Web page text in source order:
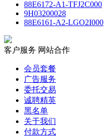
88E6172-A1-TFJ2C000
9H03200028
88E6161-A2-LGO2I000
客户服务 网站合作
会员套餐
广告服务
委托交易
诚聘精英
黑名单
关于我们
付款方式